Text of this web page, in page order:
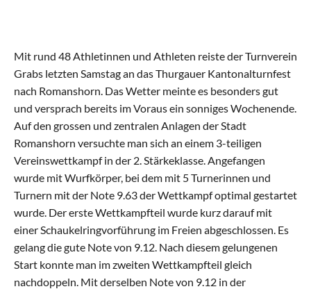
Leichtathletik
Gymnastik
Allround
Jugend
Alle Riegen
Einführungsriege
Kinderturnen Klein
Mit rund 48 Athletinnen und Athleten reiste der Turnverein
Grabs letzten Samstag an das Thurgauer Kantonalturnfest
nach Romanshorn. Das Wetter meinte es besonders gut
und versprach bereits im Voraus ein sonniges Wochenende.
Auf den grossen und zentralen Anlagen der Stadt
Romanshorn versuchte man sich an einem 3-teiligen
Vereinswettkampf in der 2. Stärkeklasse. Angefangen
wurde mit Wurfkörper, bei dem mit 5 Turnerinnen und
Turnern mit der Note 9.63 der Wettkampf optimal gestartet
wurde. Der erste Wettkampfteil wurde kurz darauf mit
einer Schaukelringvorführung im Freien abgeschlossen. Es
gelang die gute Note von 9.12. Nach diesem gelungenen
Start konnte man im zweiten Wettkampfteil gleich
nachdoppeln. Mit derselben Note von 9.12 in der